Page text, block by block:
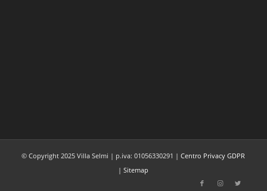
© Copyright 2025 Villa Selmi | p.iva: 01056330291 |Centro Privacy GDPR
|Sitemap